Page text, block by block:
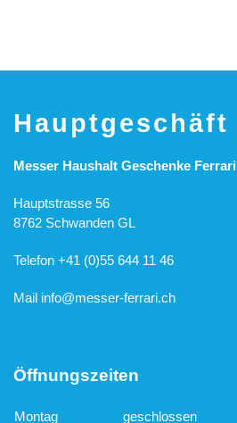
Hauptgeschäft
Messer Haushalt Geschenke Ferrari
Hauptstrasse 56
8762 Schwanden GL
Telefon +41 (0)55 644 11 46
Mail info@messer-ferrari.ch
Öffnungszeiten
Montag
geschlossen